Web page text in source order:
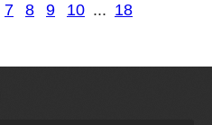
7 8 9 10 ... 18